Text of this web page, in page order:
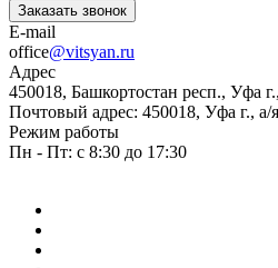
Заказать звонок
E-mail
office@vitsyan.ru
Адрес
450018, Башкортостан респ., Уфа
Почтовый адрес: 450018, Уфа г., а/
Режим работы
Пн - Пт: с 8:30 до 17:30